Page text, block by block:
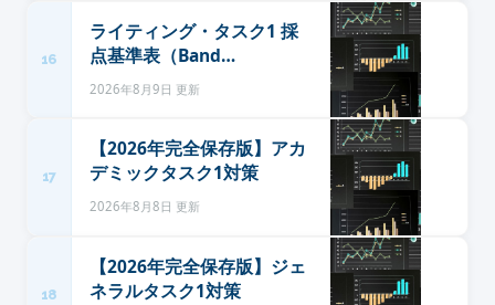
16
ライティング・タスク1 採
点基準表（Band
Descriptors）：2023年5月
改訂で何が変わったのか
2026年8月9日 更新
17
【2026年完全保存版】アカ
デミックタスク1対策
2026年8月8日 更新
18
【2026年完全保存版】ジェ
ネラルタスク1対策